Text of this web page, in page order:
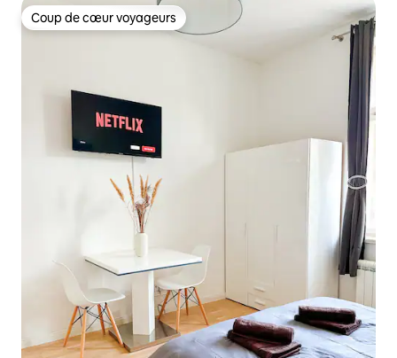
Coup de cœur voyageurs
Coup de cœur voyageurs